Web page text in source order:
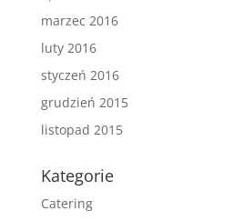
marzec 2016
luty 2016
styczeń 2016
grudzień 2015
listopad 2015
Kategorie
Catering